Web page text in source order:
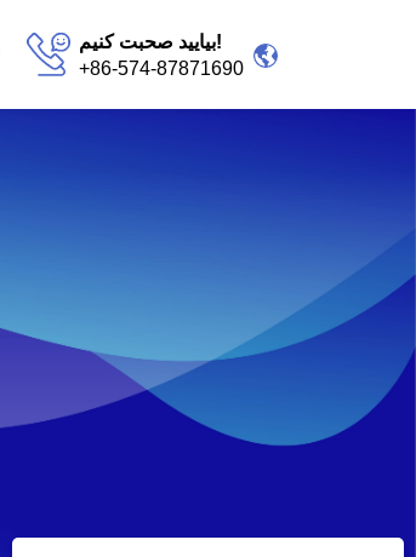
بیایید صحبت کنیم!
+86-574-87871690